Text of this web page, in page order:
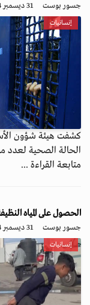
جسور بوست 31 ديسمبر 2024 - 11:33
إنسانيات
كشفت هيئة شؤون
الحالة الصحية لعدد
متابعة القراءة ...
الحصول على المياه
جسور بوست 31 ديسمبر 2024 - 11:30
إنسانيات